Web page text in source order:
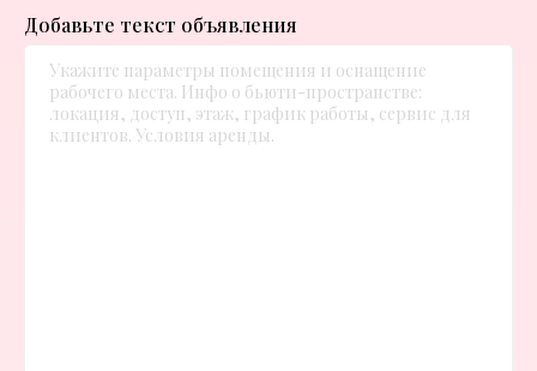
Добавьте текст объявления